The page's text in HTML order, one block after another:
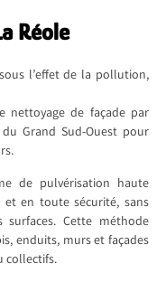
Réole
l’effet de la pollution,
nettoyage de façade par
Grand Sud-Ouest pour
de pulvérisation haute
en toute sécurité, sans
Cette méthode
enduits, murs et façades
collectifs.